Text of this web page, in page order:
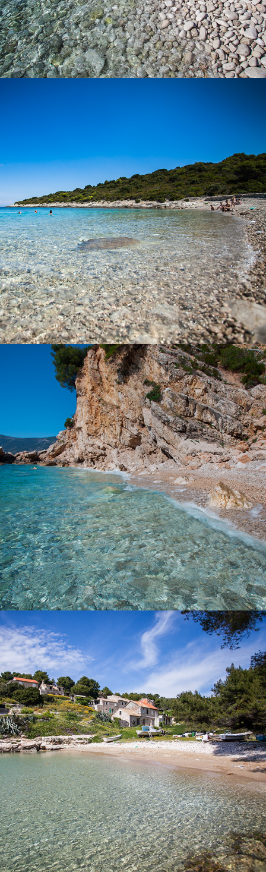
PLAŽA KUPINOVAC MALI
Plaža Kupinovac udaljena je od Komiže 5 minuta s našim brzim
taxi brodom. Kupinovac je prekrasna plaža sa nevjerojatnom
bistroćom mora. Čak je i poznata glumica Greta Garbo
obožavala ovu plažu. Na ovu plažu sunce dolazi u 15h zbog
velikog brda i danje svijetlo traje sve dok ne utone u more.
Idealna je za osvježenje tijekom vrućih ljetnih dana.
SALBUNORA (BIŠEVO)
Plaža Salbunara prekrasna je pješćana plaža. Nalazi se na
otoku Biševu. Vožnja iz Komiže traje 15 minuta s našim brzim
taxi brodom.
x